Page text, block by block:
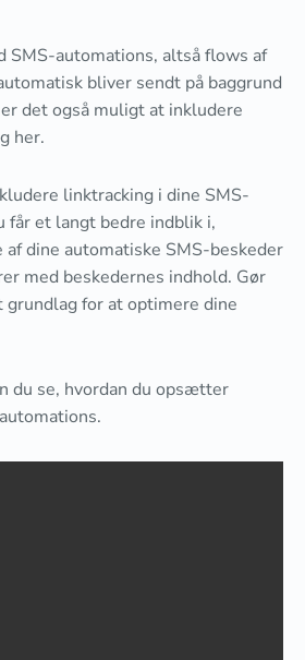
SMS-automations, altså flows af
bliver sendt på baggrund
det også muligt at inkludere
her.
linktracking i dine SMS-
får et langt bedre indblik i,
dine automatiske SMS-beskeder
med beskedernes indhold. Gør
grundlag for at optimere dine
du se, hvordan du opsætter